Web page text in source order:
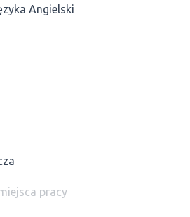
Angielski
pracy